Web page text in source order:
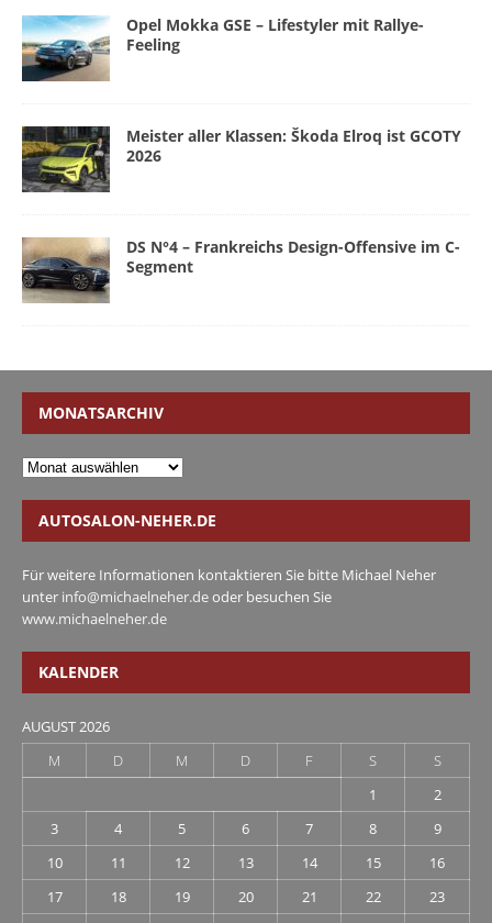
Opel Mokka GSE – Lifestyler mit Rallye-
Feeling
Meister aller Klassen: Škoda Elroq ist GCOTY
2026
DS N°4 – Frankreichs Design-Offensive im C-
Segment
MONATSARCHIV
AUTOSALON-NEHER.DE
Für weitere Informationen kontaktieren Sie bitte Michael Neher
unter info@michaelneher.deoder besuchen Sie
www.michaelneher.de
KALENDER
AUGUST 2026
M
D M D F S
S
1
2
3
4 5 6 7 8
9
10
11 12 13 14 15
16
17
18 19 20 21 22
23